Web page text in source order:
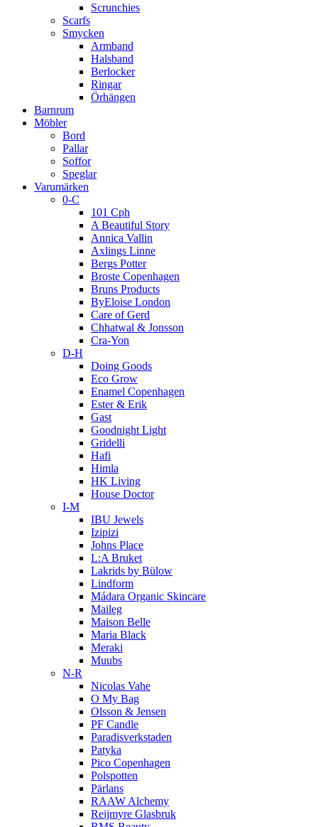
Scrunchies
Scarfs
Smycken
Armband
Halsband
Berlocker
Ringar
Örhängen
Barnrum
Möbler
Bord
Pallar
Soffor
Speglar
Varumärken
0-C
101 Cph
A Beautiful Story
Annica Vallin
Axlings Linne
Bergs Potter
Broste Copenhagen
Bruns Products
ByEloise London
Care of Gerd
Chhatwal & Jonsson
Cra-Yon
D-H
Doing Goods
Eco Grow
Enamel Copenhagen
Ester & Erik
Gast
Goodnight Light
Gridelli
Hafi
Himla
HK Living
House Doctor
I-M
IBU Jewels
Izipizi
Johns Place
L:A Bruket
Lakrids by Bülow
Lindform
Mádara Organic Skincare
Maileg
Maison Belle
Maria Black
Meraki
Muubs
N-R
Nicolas Vahe
O My Bag
Olsson & Jensen
PF Candle
Paradisverkstaden
Patyka
Pico Copenhagen
Polspotten
Pärlans
RAAW Alchemy
Reijmyre Glasbruk